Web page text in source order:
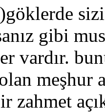
gibi
vardır.
meşhur
zahmet